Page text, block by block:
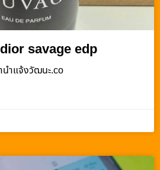
savage edp
นําแจ้งวัฒนะ.co